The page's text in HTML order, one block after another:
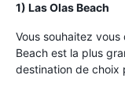
1) Las Olas Beach
Vous souhaitez
Beach est la plus
destination de choix